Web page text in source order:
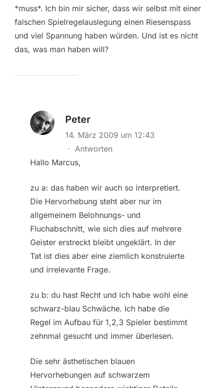
*muss*. Ich bin mir sicher, dass wir selbst mit einer
falschen Spielregelauslegung einen Riesenspass
und viel Spannung haben würden. Und ist es nicht
das, was man haben will?
Peter
14. März 2009 um 12:43
· Antworten
Hallo Marcus,
zu a: das haben wir auch so interpretiert.
Die Hervorhebung steht aber nur im
allgemeinem Belohnungs- und
Fluchabschnitt, wie sich dies auf mehrere
Geister erstreckt bleibt ungeklärt. In der
Tat ist dies aber eine ziemlich konstruierte
und irrelevante Frage.
zu b: du hast Recht und ich habe wohl eine
schwarz-blau Schwäche. Ich habe die
Regel im Aufbau für 1,2,3 Spieler bestimmt
zehnmal gesucht und immer überlesen.
Die sehr ästhetischen blauen
Hervorhebungen auf schwarzem